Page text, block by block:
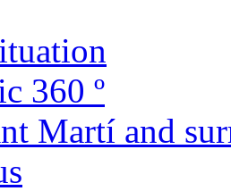
360 º
Martí and